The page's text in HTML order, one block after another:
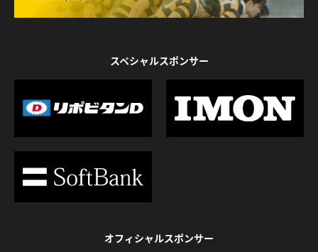
スペシャルスポンサー
オフィシャルスポンサー